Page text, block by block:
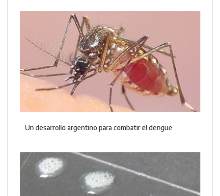
Un desarrollo argentino para combatir el dengue